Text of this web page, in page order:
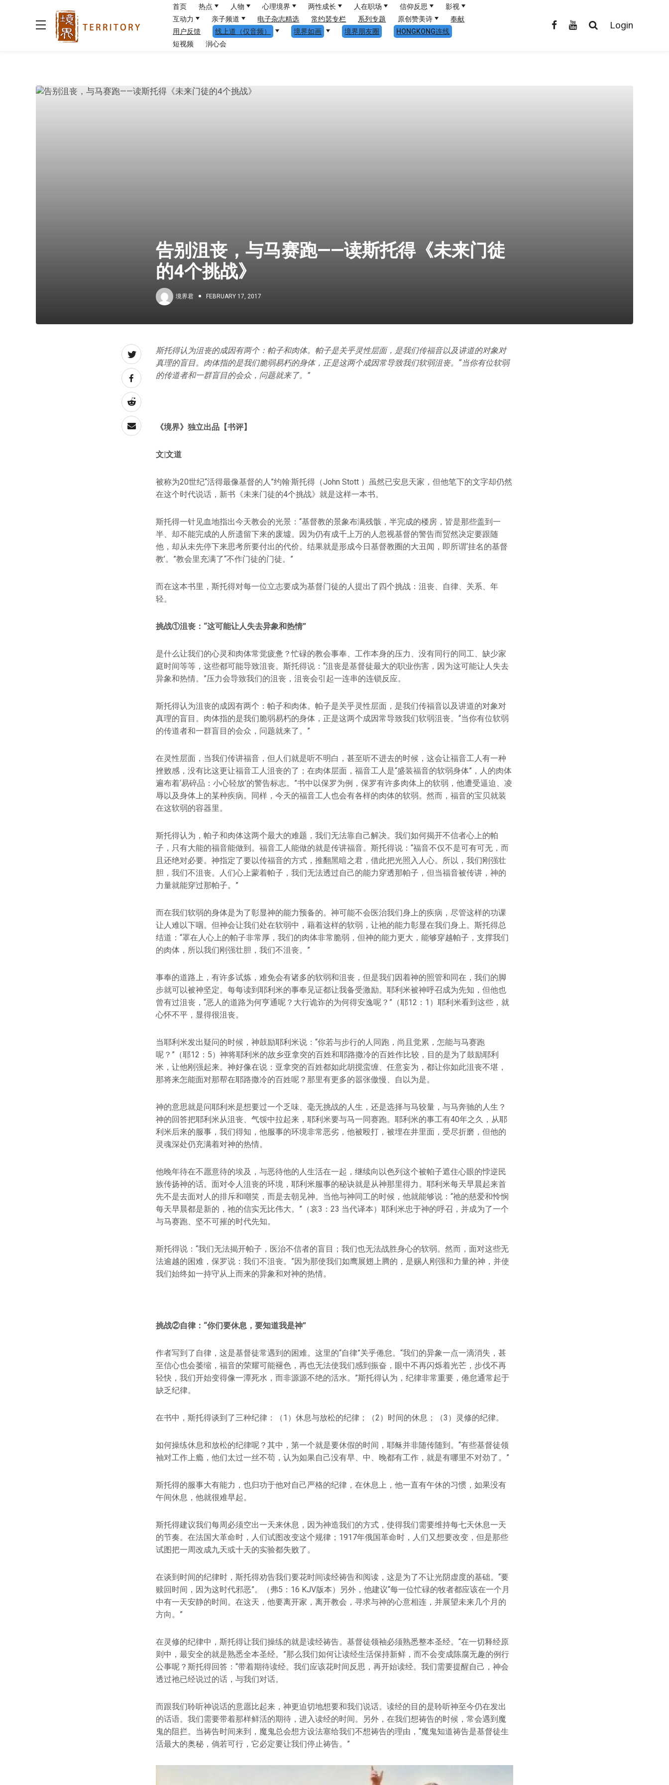
首页 热点 人物 心理境界 两性成长 人在职场 信仰反思
影视
互动力
亲子频道 电子杂志精选 常约瑟专栏 系列专题 原创赞美诗
奉献
用户反馈
线上道（仅音频） 境界如画 境界朋友圈
HONGKONG连线
短视频
润心会
Login
告别沮丧，与马赛跑——读斯托得《未来门徒
的4个挑战》
境界君 FEBRUARY 17, 2017
斯托得认为沮丧的成因有两个：帕子和肉体。帕子是关乎灵性层面，是我们传福音以及讲道的对象对
真理的盲目。肉体指的是我们脆弱易朽的身体，正是这两个成因常导致我们软弱沮丧。“当你有位软弱
的传道者和一群盲目的会众，问题就来了。”
《境界》独立出品【书评】
文|文道
被称为20世纪“活得最像基督的人”约翰·斯托得（John Stott ）虽然已安息天家，但他笔下的文字却仍然
在这个时代说话，新书《未来门徒的4个挑战》就是这样一本书。
斯托得一针见血地指出今天教会的光景：“基督教的景象布满残骸，半完成的楼房，皆是那些盖到一
半、却不能完成的人所遗留下来的废墟。因为仍有成千上万的人忽视基督的警告而贸然决定要跟随
他，却从未先停下来思考所要付出的代价。结果就是形成今日基督教圈的大丑闻，即所谓‘挂名的基督
教’。”教会里充满了“不作门徒的门徒。”
而在这本书里，斯托得对每一位立志要成为基督门徒的人提出了四个挑战：沮丧、自律、关系、年
轻。
挑战①沮丧：“这可能让人失去异象和热情”
是什么让我们的心灵和肉体常觉疲惫？忙碌的教会事奉、工作本身的压力、没有同行的同工、缺少家
庭时间等等，这些都可能导致沮丧。斯托得说：“沮丧是基督徒最大的职业伤害，因为这可能让人失去
异象和热情。”压力会导致我们的沮丧，沮丧会引起一连串的连锁反应。
斯托得认为沮丧的成因有两个：帕子和肉体。帕子是关乎灵性层面，是我们传福音以及讲道的对象对
真理的盲目。肉体指的是我们脆弱易朽的身体，正是这两个成因常导致我们软弱沮丧。“当你有位软弱
的传道者和一群盲目的会众，问题就来了。”
在灵性层面，当我们传讲福音，但人们就是听不明白，甚至听不进去的时候，这会让福音工人有一种
挫败感，没有比这更让福音工人沮丧的了；在肉体层面，福音工人是“盛装福音的软弱身体”，人的肉体
遍布着‘易碎品：小心轻放’的警告标志。”书中以保罗为例，保罗有许多肉体上的软弱，他遭受逼迫、凌
辱以及身体上的某种疾病。同样，今天的福音工人也会有各样的肉体的软弱。然而，福音的宝贝就装
在这软弱的容器里。
斯托得认为，帕子和肉体这两个最大的难题，我们无法靠自己解决。我们如何揭开不信者心上的帕
子，只有大能的福音能做到。福音工人能做的就是传讲福音。斯托得说：“福音不仅不是可有可无，而
且还绝对必要。神指定了要以传福音的方式，推翻黑暗之君，借此把光照入人心。所以，我们刚强壮
胆，我们不沮丧。人们心上蒙着帕子，我们无法透过自己的能力穿透那帕子，但当福音被传讲，神的
力量就能穿过那帕子。”
而在我们软弱的身体是为了彰显神的能力预备的。神可能不会医治我们身上的疾病，尽管这样的功课
让人难以下咽。但神会让我们处在软弱中，藉着这样的软弱，让祂的能力彰显在我们身上。斯托得总
结道：“罩在人心上的帕子非常厚，我们的肉体非常脆弱，但神的能力更大，能够穿越帕子，支撑我们
的肉体，所以我们刚强壮胆，我们不沮丧。”
事奉的道路上，有许多试炼，难免会有诸多的软弱和沮丧，但是我们因着神的照管和同在，我们的脚
步就可以被神坚定。每每读到耶利米的事奉见证都让我备受激励。耶利米被神呼召成为先知，但他也
曾有过沮丧，“恶人的道路为何亨通呢？大行诡诈的为何得安逸呢？”（耶12：1）耶利米看到这些，就
心怀不平，显得很沮丧。
当耶利米发出疑问的时候，神鼓励耶利米说：“你若与步行的人同跑，尚且觉累，怎能与马赛跑
呢？”（耶12：5）神将耶利米的故乡亚拿突的百姓和耶路撒冷的百姓作比较，目的是为了鼓励耶利
米，让他刚强起来。神好像在说：亚拿突的百姓都如此胡搅蛮缠、任意妄为，都让你如此沮丧不堪，
那将来怎能面对那帮在耶路撒冷的百姓呢？那里有更多的嚣张傲慢、自以为是。
神的意思就是问耶利米是想要过一个乏味、毫无挑战的人生，还是选择与马较量，与马奔驰的人生？
神的回答把耶利米从沮丧、气馁中拉起来，耶利米要与马一同赛跑。耶利米的事工有40年之久，从耶
利米后来的服事，我们得知，他服事的环境非常恶劣，他被殴打，被埋在井里面，受尽折磨，但他的
灵魂深处仍充满着对神的热情。
他晚年待在不愿意待的埃及，与恶待他的人生活在一起，继续向以色列这个被帕子遮住心眼的悖逆民
族传扬神的话。面对令人沮丧的环境，耶利米服事的秘诀就是从神那里得力。耶利米每天早晨起来首
先不是去面对人的排斥和嘲笑，而是去朝见神。当他与神同工的时候，他就能够说：“祂的慈爱和怜悯
每天早晨都是新的，祂的信实无比伟大。”（哀3：23 当代译本）耶利米忠于神的呼召，并成为了一个
与马赛跑、坚不可摧的时代先知。
斯托得说：“我们无法揭开帕子，医治不信者的盲目；我们也无法战胜身心的软弱。然而，面对这些无
法逾越的困难，保罗说：我们不沮丧。”因为那使我们如鹰展翅上腾的，是赐人刚强和力量的神，并使
我们始终如一持守从上而来的异象和对神的热情。
挑战②自律：“你们要休息，要知道我是神”
作者写到了自律，这是基督徒常遇到的困难。这里的“自律”关乎倦怠。“我们的异象一点一滴消失，甚
至信心也会萎缩，福音的荣耀可能褪色，再也无法使我们感到振奋，眼中不再闪烁着光芒，步伐不再
轻快，我们开始变得像一潭死水，而非源源不绝的活水。”斯托得认为，纪律非常重要，倦怠通常起于
缺乏纪律。
在书中，斯托得谈到了三种纪律：（1）休息与放松的纪律；（2）时间的休息；（3）灵修的纪律。
如何操练休息和放松的纪律呢？其中，第一个就是要休假的时间，耶稣并非随传随到。“有些基督徒领
袖对工作上瘾，他们太过一丝不苟，认为如果自己没有早、中、晚都有工作，就是有哪里不对劲了。”
斯托得的服事大有能力，也归功于他对自己严格的纪律，在休息上，他一直有午休的习惯，如果没有
午间休息，他就很难早起。
斯托得建议我们每周必须空出一天来休息，因为神造我们的方式，使得我们需要维持每七天休息一天
的节奏。在法国大革命时，人们试图改变这个规律；1917年俄国革命时，人们又想要改变，但是那些
试图把一周改成九天或十天的实验都失败了。
在谈到时间的纪律时，斯托得劝告我们要花时间读经祷告和阅读，这是为了不让光阴虚度的基础。“要
赎回时间，因为这时代邪恶”。（弗5：16 KJV版本）另外，他建议“每一位忙碌的牧者都应该在一个月
中有一天安静的时间。在这天，他要离开家，离开教会，寻求与神的心意相连，并展望未来几个月的
方向。”
在灵修的纪律中，斯托得让我们操练的就是读经祷告。基督徒领袖必须熟悉整本圣经。“在一切释经原
则中，最安全的就是熟悉全本圣经。”那么我们如何让读经生活保持新鲜，而不会变成陈腐无趣的例行
公事呢？斯托得回答：“带着期待读经。我们应该花时间反思，再开始读经。我们需要提醒自己，神会
透过祂已经说过的话，与我们对话。
而跟我们聆听神说话的意愿比起来，神更迫切地想要和我们说话。读经的目的是聆听神至今仍在发出
的话语。我们需要带着那样鲜活的期待，进入读经的时间。另外，在我们想祷告的时候，常会遇到魔
鬼的阻拦。当祷告时间来到，魔鬼总会想方设法塞给我们不想祷告的理由，“魔鬼知道祷告是基督徒生
活最大的奥秘，倘若可行，它必定要让我们停止祷告。”